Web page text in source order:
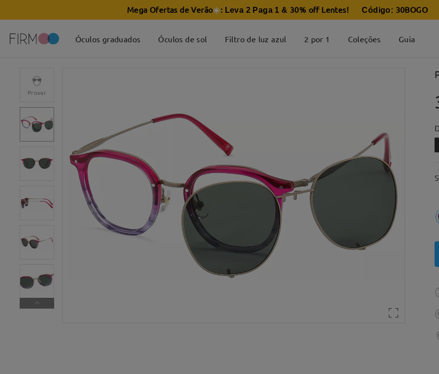
Mega Ofertas de Verão☀️: Leva 2 Paga 1 & 30% off Lentes! Código: 30BOGO
Óculos graduados Óculos de sol Filtro de luz azul 2 por 1 Coleções Guia
Provar